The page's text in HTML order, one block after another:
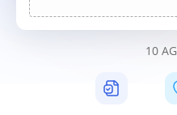
10